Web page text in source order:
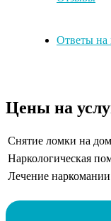
Ответы на
Цены на
Снятие ломки на
Наркологическая
Лечение наркомании